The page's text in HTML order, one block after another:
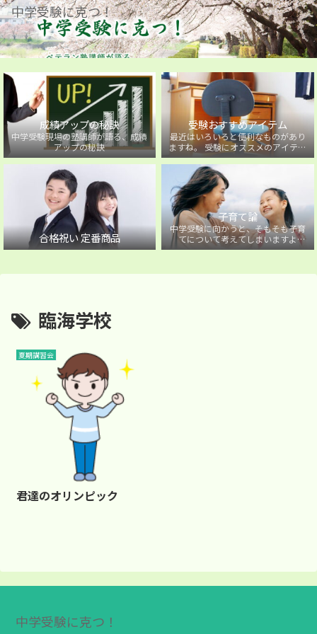
中学受験に克つ！
成績アップの秘訣
中学受験現場の塾講師が語る、成績
アップの秘訣
受験おすすめアイテム
最近はいろいろと便利なものがあり
ますね。 受験にオススメのアイテム
を紹介しています。
合格祝い 定番商品
子育て論
中学受験に向かうと、そもそも子育
てについて考えてしまいますよ
ね・・・。中学受験に向かうお子様
臨海学校
夏期講習会
君達のオリンピック
中学受験に克つ！